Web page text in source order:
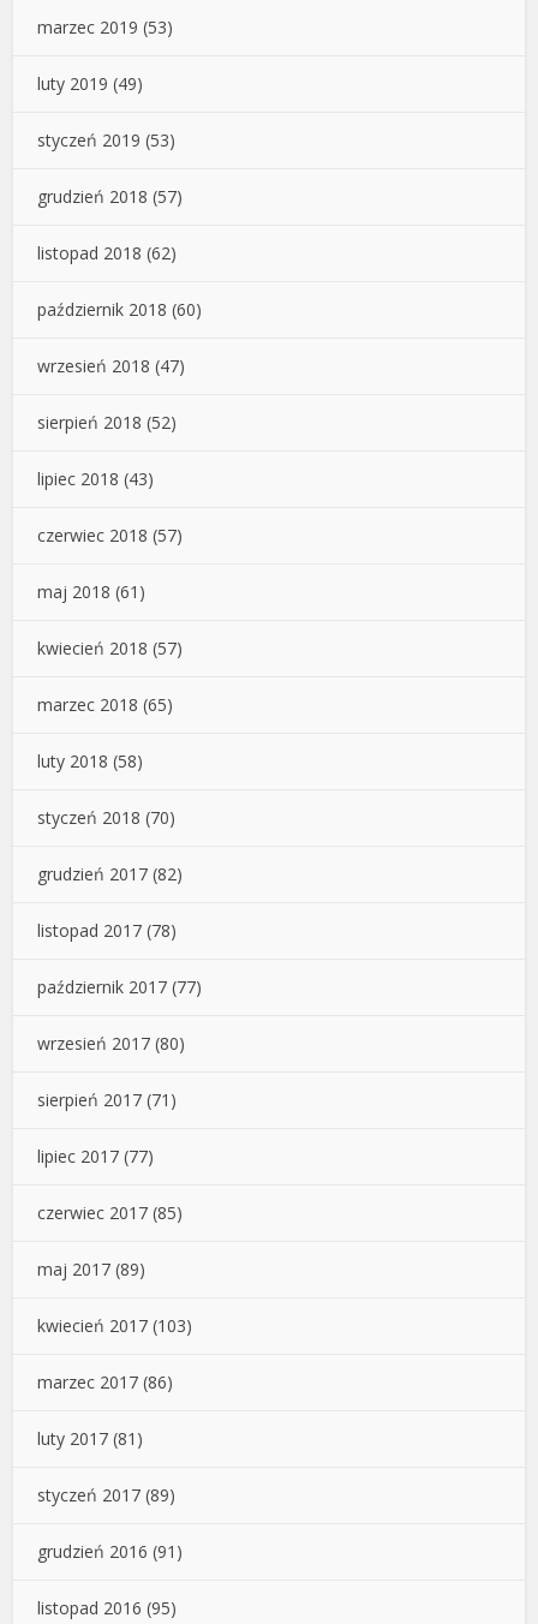
marzec 2019 (53)
luty 2019 (49)
styczeń 2019 (53)
grudzień 2018 (57)
listopad 2018 (62)
październik 2018 (60)
wrzesień 2018 (47)
sierpień 2018 (52)
lipiec 2018 (43)
czerwiec 2018 (57)
maj 2018 (61)
kwiecień 2018 (57)
marzec 2018 (65)
luty 2018 (58)
styczeń 2018 (70)
grudzień 2017 (82)
listopad 2017 (78)
październik 2017 (77)
wrzesień 2017 (80)
sierpień 2017 (71)
lipiec 2017 (77)
czerwiec 2017 (85)
maj 2017 (89)
kwiecień 2017 (103)
marzec 2017 (86)
luty 2017 (81)
styczeń 2017 (89)
grudzień 2016 (91)
listopad 2016 (95)